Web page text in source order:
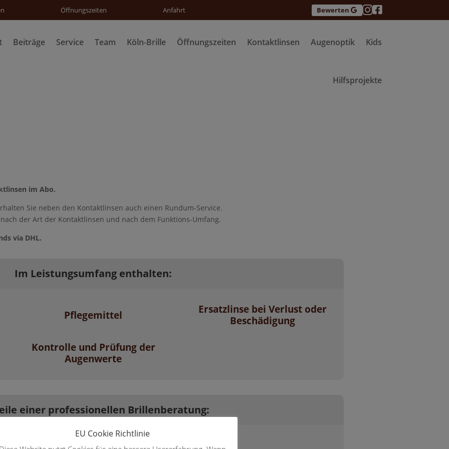
Öffnungszeiten Anfahrt Bewerten 
Beiträge Service Team Köln-Brille Öffnungszeiten Kontaktlinsen Augenoptik Kids
Hilfsprojekte
im Abo.
Sie neben den Kontaktlinsen auch einen Rundum-Service.
der Art der Kontaktlinsen und nach dem Funktions-Umfang.
via DHL.
Im Leistungsumfang enthalten:
Pflegemittel
Ersatzlinse bei Verlust oder
Beschädigung
Kontrolle und Prüfung der
Augenwerte
einer professionellen Brillenberatung:
Komfort:
EU Cookie Richtlinie